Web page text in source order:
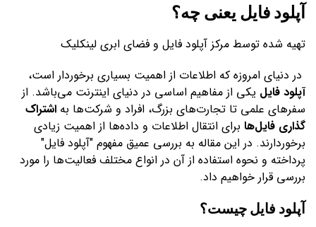
آپلود فایل یعنی چه؟
تهیه شده توسط مرکز آپلود فایل و فضای ابری لینکلیک
در دنیای امروزه که اطلاعات از اهمیت بسیاری برخوردار است،
آپلود فایل یکی از مفاهیم اساسی در دنیای اینترنت می‌باشد. از
سفرهای علمی تا تجارت‌های بزرگ، افراد و شرکت‌ها به اشتراک
گذاری فایل‌ها برای انتقال اطلاعات و داده‌ها از اهمیت زیادی
برخوردارند. در این مقاله به بررسی عمیق مفهوم "آپلود فایل"
پرداخته و نحوه استفاده از آن در انواع مختلف فعالیت‌ها را مورد
بررسی قرار خواهیم داد.
آپلود فایل چیست؟